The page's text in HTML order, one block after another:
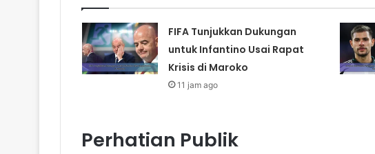
FIFA Tunjukkan Dukungan
untuk Infantino Usai Rapat
Krisis di Maroko
11 jam ago
Perhatian Publik